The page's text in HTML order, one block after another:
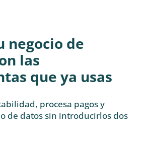
negocio de
las
que ya usas
procesa pagos y
de datos sin introducirlos dos